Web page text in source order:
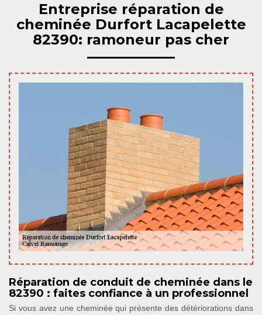
Entreprise réparation de
cheminée Durfort Lacapelette
82390: ramoneur pas cher
Réparation de conduit de cheminée dans le
82390 : faites confiance à un professionnel
Si vous avez une cheminée qui présente des détériorations dans